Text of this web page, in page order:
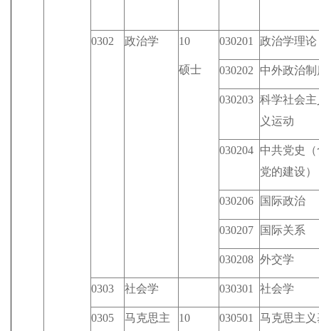
0302 政治学 10
硕士
030201 政治学理论
030202 中外政治制
030203 科学社会
义运动
030204 中共党史
党的建设）
030206 国际政治
030207 国际关系
030208 外交学
0303 社会学 030301 社会学
0305
马克思主
10 030501 马克思主